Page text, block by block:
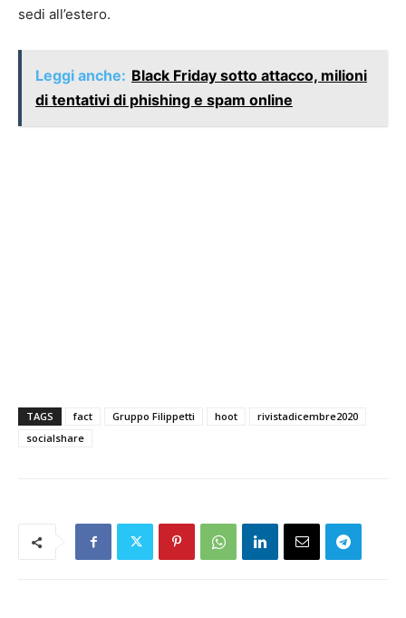
sedi all’estero.
Leggi anche: Black Friday sotto attacco, milioni
di tentativi di phishing e spam online
TAGS fact Gruppo Filippetti hoot
rivistadicembre2020
socialshare